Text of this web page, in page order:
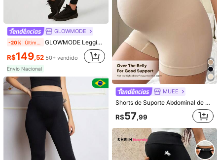
4-7 dias
Calça Legging Gestante Flare Flanelada Cos Alto Inverno Gravida Sustacao Confortavel
R$
Envio Nacional
GLOWMODE
-20% GLOWMODE Leggings De Maternidade Com Cintura Envolvente Featherfit™ De 24'
R$149,52 50+ vendido
Envio Nacional
MUEE
Shorts de Suporte Abdominal de Cintura Alta para Gestantes com Painel Abdominal Expansível, Casual de Verão
R$57,99